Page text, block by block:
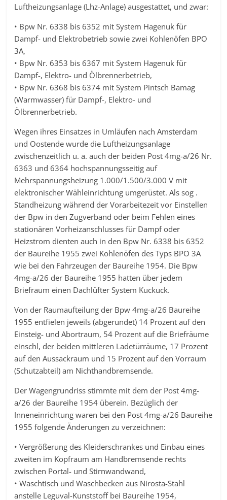
Luftheizungsanlage (Lhz-Anlage) ausgestattet, und zwar:
• Bpw Nr. 6338 bis 6352 mit System Hagenuk für
Dampf- und Elektrobetrieb sowie zwei Kohlenöfen BPO
3A,
• Bpw Nr. 6353 bis 6367 mit System Hagenuk für
Dampf-, Elektro- und Ölbrennerbetrieb,
• Bpw Nr. 6368 bis 6374 mit System Pintsch Bamag
(Warmwasser) für Dampf-, Elektro- und
Ölbrennerbetrieb.
Wegen ihres Einsatzes in Umläufen nach Amsterdam
und Oostende wurde die Luftheizungsanlage
zwischenzeitlich u. a. auch der beiden Post 4mg-a/26 Nr.
6363 und 6364 hochspannungsseitig auf
Mehrspannungsheizung 1.000/1.500/3.000 V mit
elektronischer Wähleinrichtung umgerüstet. Als sog .
Standheizung während der Vorarbeitezeit vor Einstellen
der Bpw in den Zugverband oder beim Fehlen eines
stationären Vorheizanschlusses für Dampf oder
Heizstrom dienten auch in den Bpw Nr. 6338 bis 6352
der Baureihe 1955 zwei Kohlenöfen des Typs BPO 3A
wie bei den Fahrzeugen der Baureihe 1954. Die Bpw
4mg-a/26 der Baureihe 1955 hatten über jedem
Briefraum einen Dachlüfter System Kuckuck.
Von der Raumaufteilung der Bpw 4mg-a/26 Baureihe
1955 entfielen jeweils (abgerundet) 14 Prozent auf den
Einsteig- und Abortraum, 54 Prozent auf die Briefräume
einschl, der beiden mittleren Ladetürräume, 17 Prozent
auf den Aussackraum und 15 Prozent auf den Vorraum
(Schutzabteil) am Nichthandbremsende.
Der Wagengrundriss stimmte mit dem der Post 4mg-
a/26 der Baureihe 1954 überein. Bezüglich der
Inneneinrichtung waren bei den Post 4mg-a/26 Baureihe
1955 folgende Änderungen zu verzeichnen:
• Vergrößerung des Kleiderschrankes und Einbau eines
zweiten im Kopfraum am Handbremsende rechts
zwischen Portal- und Stirnwandwand,
• Waschtisch und Waschbecken aus Nirosta-Stahl
anstelle Leguval-Kunststoff bei Baureihe 1954,